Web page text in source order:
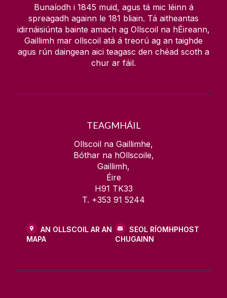
Conairí Dul Chun Cinn (Breisoideachas)
Mic Léinn Nua
Bunaíodh i 1845 muid, agus tá mic léinn á
spreagadh againn le 181 bliain. Tá aitheantas
idirnáisiúnta bainte amach ag Ollscoil na hÉireann,
Gaillimh mar ollscoil atá á treorú ag an taighde
agus rún daingean aici teagasc den chéad scoth a
chur ar fáil.
TEAGMHÁIL
Ollscoil na Gaillimhe,
Bóthar na hOllscoile,
Gaillimh,
Éire
H91 TK33
T. +353 91 5244
AN OLLSCOIL AR AN
MAPA
SEOL RÍOMHPHOST
CHUGAINN